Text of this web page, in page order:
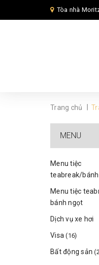
Tòa nhà Moritz, số 140 Nguyễn Văn
Trang chủ
MENU
Menu tiệc
teabreak/
Menu tiệc
bánh ngọt
Dịch vụ xe hơi
Visa(16)
Bất động sản